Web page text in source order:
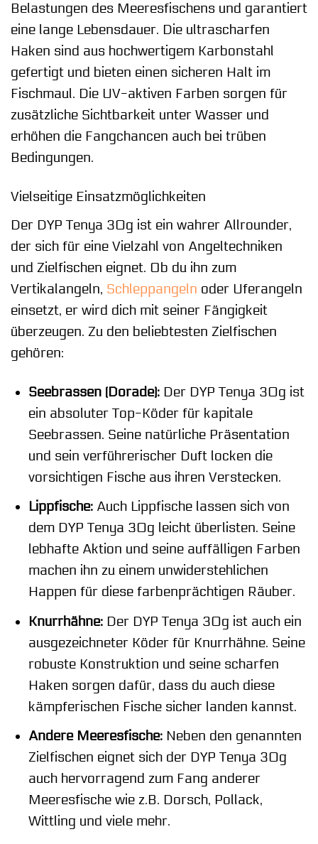
Belastungen des Meeresfischens und garantiert
eine lange Lebensdauer. Die ultrascharfen
Haken sind aus hochwertigem Karbonstahl
gefertigt und bieten einen sicheren Halt im
Fischmaul. Die UV-aktiven Farben sorgen für
zusätzliche Sichtbarkeit unter Wasser und
erhöhen die Fangchancen auch bei trüben
Bedingungen.
Vielseitige Einsatzmöglichkeiten
Der DYP Tenya 30g ist ein wahrer Allrounder,
der sich für eine Vielzahl von Angeltechniken
und Zielfischen eignet. Ob du ihn zum
Vertikalangeln, Schleppangeln oder Uferangeln
einsetzt, er wird dich mit seiner Fängigkeit
überzeugen. Zu den beliebtesten Zielfischen
gehören:
Seebrassen (Dorade):Der DYP Tenya 30g ist
ein absoluter Top-Köder für kapitale
Seebrassen. Seine natürliche Präsentation
und sein verführerischer Duft locken die
vorsichtigen Fische aus ihren Verstecken.
Lippfische:Auch Lippfische lassen sich von
dem DYP Tenya 30g leicht überlisten. Seine
lebhafte Aktion und seine auffälligen Farben
machen ihn zu einem unwiderstehlichen
Happen für diese farbenprächtigen Räuber.
Knurrhähne:Der DYP Tenya 30g ist auch ein
ausgezeichneter Köder für Knurrhähne. Seine
robuste Konstruktion und seine scharfen
Haken sorgen dafür, dass du auch diese
kämpferischen Fische sicher landen kannst.
Andere Meeresfische:Neben den genannten
Zielfischen eignet sich der DYP Tenya 30g
auch hervorragend zum Fang anderer
Meeresfische wie z.B. Dorsch, Pollack,
Wittling und viele mehr.